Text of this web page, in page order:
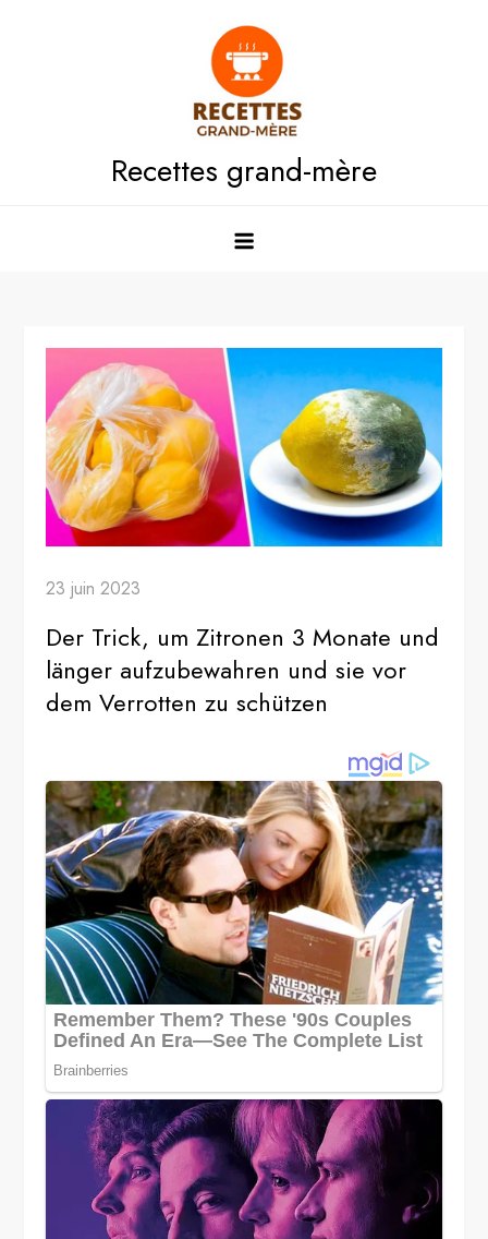
Recettes grand-mère
23 juin 2023
Der Trick, um Zitronen 3 Monate und
länger aufzubewahren und sie vor
dem Verrotten zu schützen